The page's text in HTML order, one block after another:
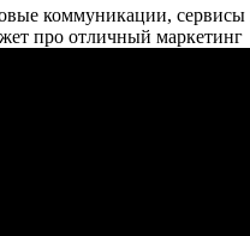
коммуникации, сервисы
про отличный маркетинг